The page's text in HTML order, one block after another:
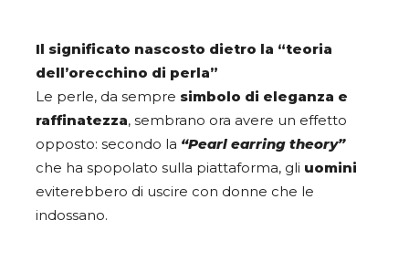
Il significato nascosto dietro la “teoria
dell’orecchino di perla”
Le perle, da sempre simbolo di eleganza e
raffinatezza, sembrano ora avere un effetto
opposto: secondo la “Pearl earring theory”
che ha spopolato sulla piattaforma, gli uomini
eviterebbero di uscire con donne che le
indossano.